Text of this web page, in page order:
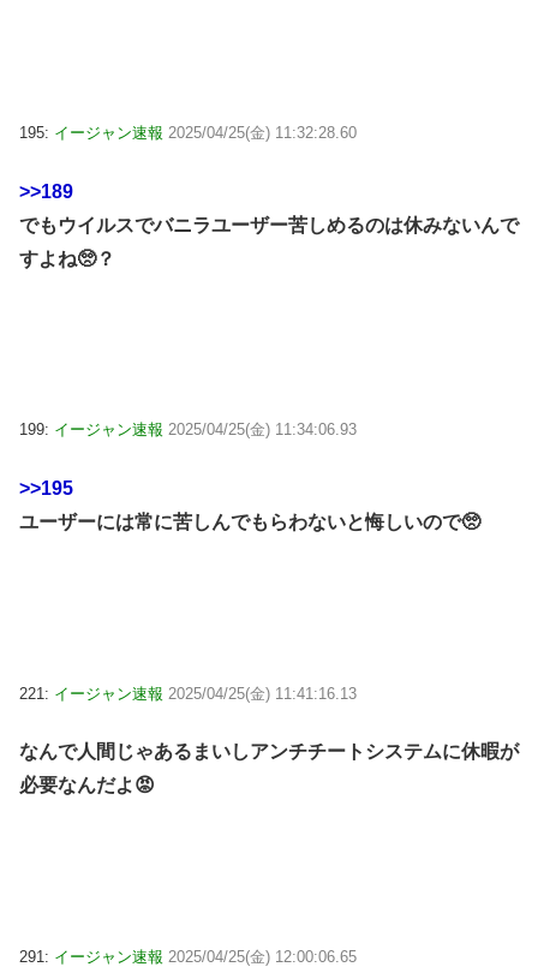
195: イージャン速報 2025/04/25(金) 11:32:28.60
>>189
でもウイルスでバニラユーザー苦しめるのは休みないんで
すよね🥺？
199: イージャン速報 2025/04/25(金) 11:34:06.93
>>195
ユーザーには常に苦しんでもらわないと悔しいので🥺
221: イージャン速報 2025/04/25(金) 11:41:16.13
なんで人間じゃあるまいしアンチチートシステムに休暇が
必要なんだよ😡
291: イージャン速報 2025/04/25(金) 12:00:06.65